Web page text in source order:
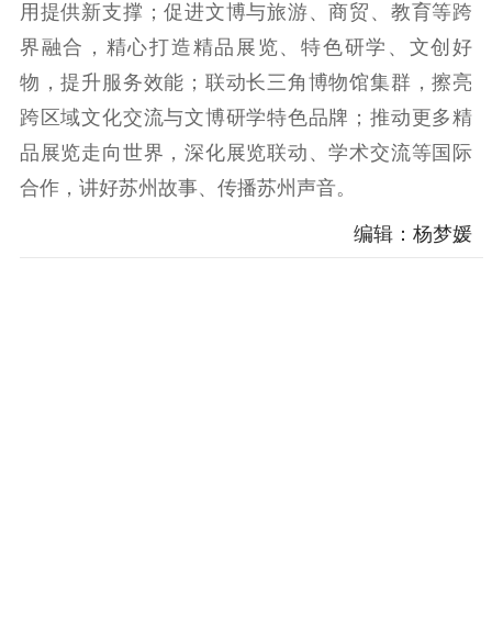
公共服务
新时代公民素养
提升资源库
新闻出版
政务服务
作品著作权
登记服务
科研创新
服务管理平台
智库服务
管理平台
文艺创作
服务管理
文化产业
数字出版
新闻发布工作备
案管理系统
用提供新支撑；促进文博与旅游、商贸、教育等跨
界融合，精心打造精品展览、特色研学、文创好
物，提升服务效能；联动长三角博物馆集群，擦亮
跨区域文化交流与文博研学特色品牌；推动更多精
品展览走向世界，深化展览联动、学术交流等国际
合作，讲好苏州故事、传播苏州声音。
编辑：杨梦媛